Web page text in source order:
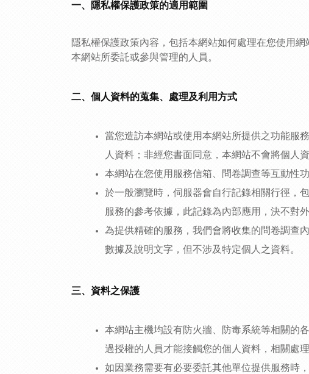
一、隱私權保護政策的適用範圍
隱私權保護政策內容，包括本網站如何處理在您使用
本網站所委託或參與管理的人員。
二、個人資料的蒐集、處理及利用方式
當您造訪本網站或使用本網站所提供之功能服
人資料；非經您書面同意，本網站不會將個人
本網站在您使用服務信箱、問卷調查等互動性
於一般瀏覽時，伺服器會自行記錄相關行徑，
服務的參考依據，此記錄為內部應用，決不對外
為提供精確的服務，我們會將收集的問卷調查
數據及說明文字，但不涉及特定個人之資料。
三、資料之保護
本網站主機均設有防火牆、防毒系統等相關的
過授權的人員才能接觸您的個人資料，相關處
如因業務需要有必要委託其他單位提供服務時